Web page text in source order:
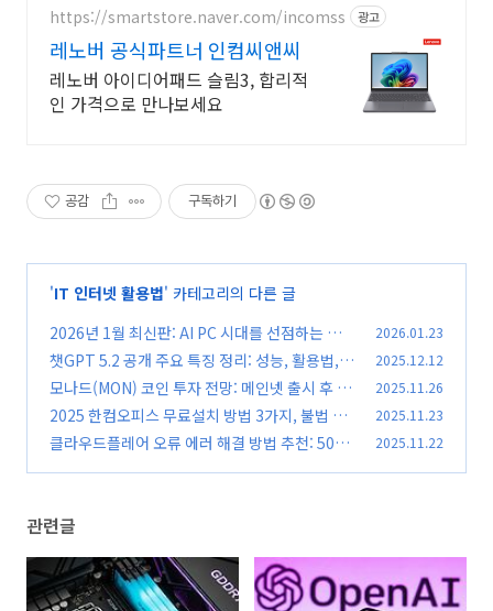
https://smartstore.naver.com/incomss 광고
레노버 공식파트너 인컴씨앤씨
레노버 아이디어패드 슬림3, 합리적
인 가격으로 만나보세요
공감 구독하기
'IT 인터넷 활용법' 카테고리의 다른 글
2026년 1월 최신판: AI PC 시대를 선점하는 조립
PC 부품 선택 가이드
(0)
2026.01.23
챗GPT 5.2 공개 주요 특징 정리: 성능, 활용법,
업데이트 핵심 비교
(0)
2025.12.12
모나드(MON) 코인 투자 전망: 메인넷 출시 후 시
세 폭등, 지금 진입해도 될까?
(0)
2025.11.26
2025 한컴오피스 무료설치 방법 3가지, 불법 다
운로드 없이 정품 쓰는 현실적인 방법
(0)
2025.11.23
클라우드플레어 오류 에러 해결 방법 추천: 502,
2025.11.22
관련글